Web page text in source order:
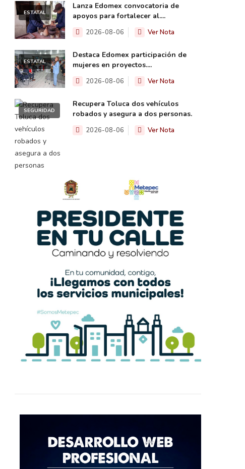
ESTATAL
Lanza Edomex convocatoria de
apoyos para fortalecer al....
2026-08-06 Ver Nota
ESTATAL
Destaca Edomex participación de
mujeres en proyectos....
2026-08-06 Ver Nota
SEGURIDAD
Recupera Toluca dos vehículos
robados y asegura a dos personas.
2026-08-06 Ver Nota